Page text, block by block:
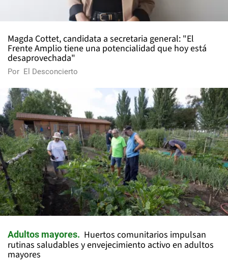
Magda Cottet, candidata a secretaria general: "El
Frente Amplio tiene una potencialidad que hoy está
desaprovechada"
Por El Desconcierto
Adultos mayores
Huertos comunitarios impulsan
rutinas saludables y envejecimiento activo en adultos
mayores